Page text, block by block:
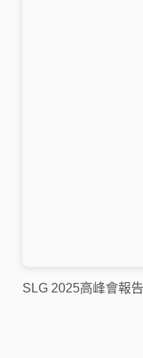
SLG 2025高峰會報告